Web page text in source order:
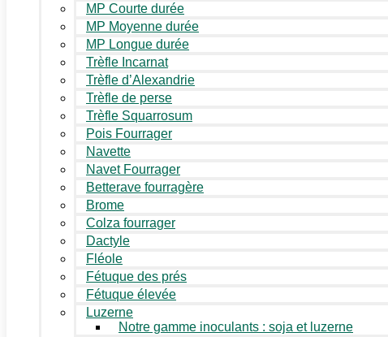
MP Courte durée
MP Moyenne durée
MP Longue durée
Trèfle Incarnat
Trèfle d’Alexandrie
Trèfle de perse
Trèfle Squarrosum
Pois Fourrager
Navette
Navet Fourrager
Betterave fourragère
Brome
Colza fourrager
Dactyle
Fléole
Fétuque des prés
Fétuque élevée
Luzerne
Notre gamme inoculants : soja et luzerne